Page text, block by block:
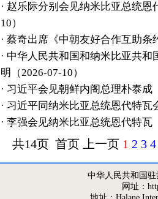
· 赵乐际分别会见纳米比亚总统恩
10）
· 蔡奇出席《中朝友好合作互助条
· 中华人民共和国和纳米比亚共
明
（2026-07-10）
· 习近平会见朝鲜内阁总理朴泰成
· 习近平同纳米比亚总统恩代特瓦
· 李强会见纳米比亚总统恩代特瓦
共14页 首页 上一页 1 2 3 4
中华人民共和国
网址：